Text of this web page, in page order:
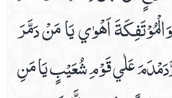
اَهْوٰي يَا مَنْ دَمَّرَ
عَلٰي قَوْمِ شُعَيْبٍ يَا مَنِ